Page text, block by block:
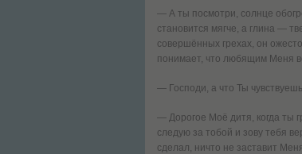
— А ты посмотри, солнце
становится мягче, а глина —
совершённых грехах, он
понимает, что любящим Меня
— Господи, а что Ты
— Дорогое Моё дитя, когда ты
следую за тобой и зову тебя
сделал, ничто не заставит